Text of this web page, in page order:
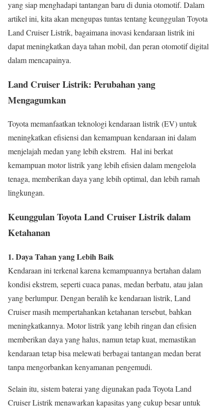
yang siap menghadapi tantangan baru di dunia otomotif. Dalam
artikel ini, kita akan mengupas tuntas tentang keunggulan Toyota
Land Cruiser Listrik, bagaimana inovasi kendaraan listrik ini
dapat meningkatkan daya tahan mobil, dan peran otomotif digital
dalam mencapainya.
Land Cruiser Listrik: Perubahan yang
Mengagumkan
Toyota memanfaatkan teknologi kendaraan listrik (EV) untuk
meningkatkan efisiensi dan kemampuan kendaraan ini dalam
menjelajah medan yang lebih ekstrem. Hal ini berkat
kemampuan motor listrik yang lebih efisien dalam mengelola
tenaga, memberikan daya yang lebih optimal, dan lebih ramah
lingkungan.
Keunggulan Toyota Land Cruiser Listrik dalam
Ketahanan
1. Daya Tahan yang Lebih Baik
Kendaraan ini terkenal karena kemampuannya bertahan dalam
kondisi ekstrem, seperti cuaca panas, medan berbatu, atau jalan
yang berlumpur. Dengan beralih ke kendaraan listrik, Land
Cruiser masih mempertahankan ketahanan tersebut, bahkan
meningkatkannya. Motor listrik yang lebih ringan dan efisien
memberikan daya yang halus, namun tetap kuat, memastikan
kendaraan tetap bisa melewati berbagai tantangan medan berat
tanpa mengorbankan kenyamanan pengemudi.
Selain itu, sistem baterai yang digunakan pada Toyota Land
Cruiser Listrik menawarkan kapasitas yang cukup besar untuk